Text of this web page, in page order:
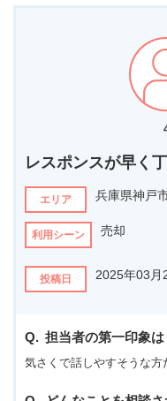
レスポンスが早く
エリア 兵庫県神戸
利用シーン 売却
投稿日 2025年03月
担当者の第一印象は
気さくで話しやすそうな方